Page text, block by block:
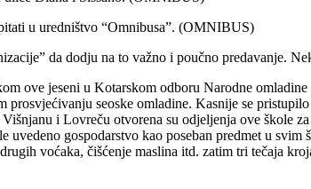
u uredništvo “Omnibusa”. (OMNIBUS)
da dodju na to važno i poučno predavanje.
ove jeseni u Kotarskom odboru Narodne
seoske omladine. Kasnije se
i Lovreču otvorena su odjeljenja ove škole
gospodarstvo kao poseban predmet u
voćaka, čišćenje maslina itd. zatim tri tečaja